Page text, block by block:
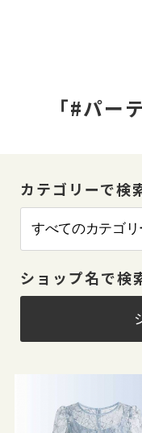
「#パー
カテゴリーで検
ショップ名で検